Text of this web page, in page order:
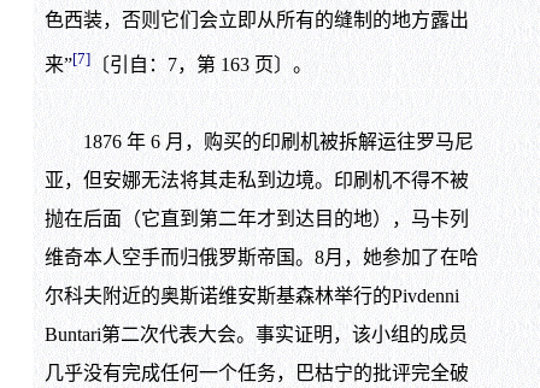
色西装，否则它们会立即从所有的缝制的地方露出
来”[7]〔引自：7，第 163 页〕。
1876 年 6 月，购买的印刷机被拆解运往罗马尼
亚，但安娜无法将其走私到边境。印刷机不得不被
抛在后面（它直到第二年才到达目的地），马卡列
维奇本人空手而归俄罗斯帝国。8月，她参加了在哈
尔科夫附近的奥斯诺维安斯基森林举行的Pivdenni
Buntari第二次代表大会。事实证明，该小组的成员
几乎没有完成任何一个任务，巴枯宁的批评完全破